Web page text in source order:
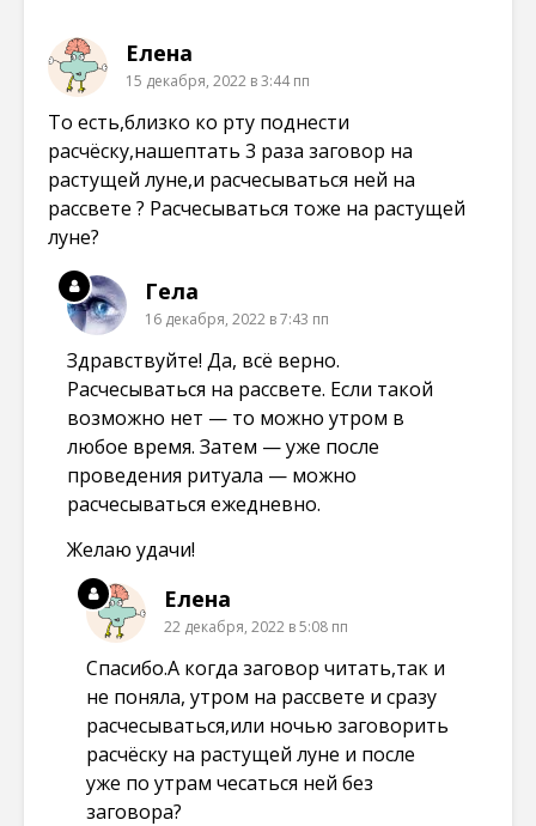
е
) н
е
)
е е
)
Елена
15 декабря, 2022 в 3:44 пп
То есть,близко ко рту поднести
расчёску,нашептать 3 раза заговор на
растущей луне,и расчесываться ней на
рассвете ? Расчесываться тоже на растущей
луне?
Гела
16 декабря, 2022 в 7:43 пп
Здравствуйте! Да, всё верно.
Расчесываться на рассвете. Если такой
возможно нет — то можно утром в
любое время. Затем — уже после
проведения ритуала — можно
расчесываться ежедневно.
Желаю удачи!
Елена
22 декабря, 2022 в 5:08 пп
Спасибо.А когда заговор читать,так и
не поняла, утром на рассвете и сразу
расчесываться,или ночью заговорить
расчёску на растущей луне и после
уже по утрам чесаться ней без
заговора?